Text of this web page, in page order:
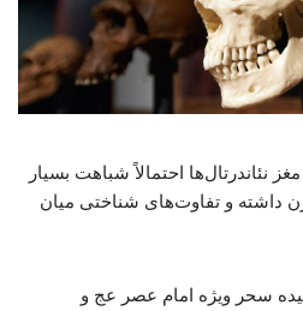
نئاندرتال‌ها احتمالاً شباهت بسیار
داشته و تفاوت‌های شناختی میان
سحر ویژه امام عصر عج و